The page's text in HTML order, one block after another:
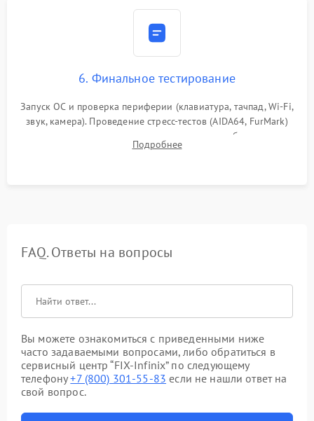
6. Финальное тестирование
Запуск ОС и проверка периферии (клавиатура, тачпад, Wi-Fi,
звук, камера). Проведение стресс-тестов (AIDA64, FurMark)
для контроля температурного режима и стабильности
системы под пиковой нагрузкой.
Подробнее
FAQ. Ответы на вопросы
Вы можете ознакомиться с приведенными ниже
часто задаваемыми вопросами, либо обратиться в
сервисный центр “FIX-Infinix” по следующему
телефону+7 (800) 301-55-83 если не нашли ответ на
свой вопрос.